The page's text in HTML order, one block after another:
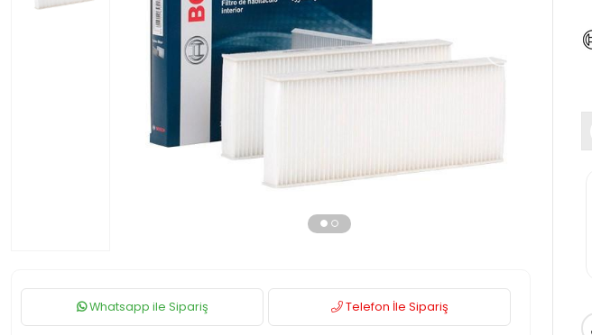
›
Whatsapp ile Sipariş Telefon İle Sipariş